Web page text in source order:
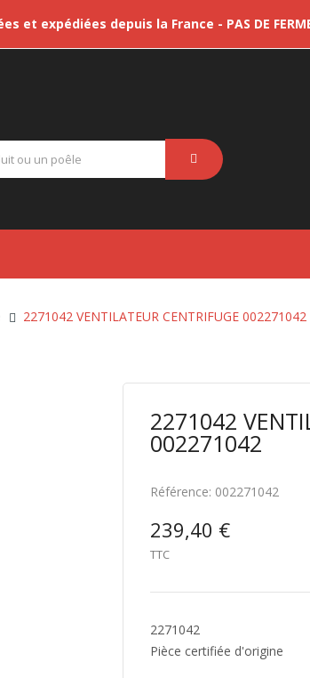
et expédiées depuis la France - PAS DE
2271042 VENTILATEUR CENTRIFUGE 002271042
2271042
002271042
Référence: 002271042
239,40 €
TTC
2271042
Pièce certifiée d'origine